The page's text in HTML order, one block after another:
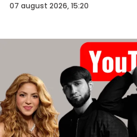
07 august 2026, 15:20